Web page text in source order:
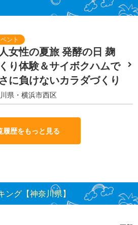
女性の夏旅 発酵の日 麹
り体験＆サイボクハムで
に負けないカラダづくり
県・横浜市西区
履歴をもっと見る
グ【神奈川県】